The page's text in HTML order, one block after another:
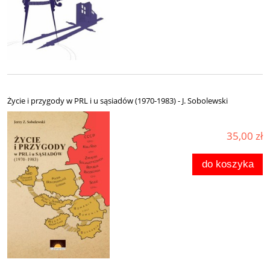
Życie i przygody w PRL i u sąsiadów (1970-1983) - J. Sobolewski
35,00 zł
do koszyka